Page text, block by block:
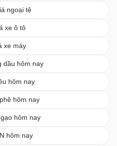
ngoại tệ
xe ô tô
xe máy
dầu hôm nay
hôm nay
hôm nay
hôm nay
hôm nay